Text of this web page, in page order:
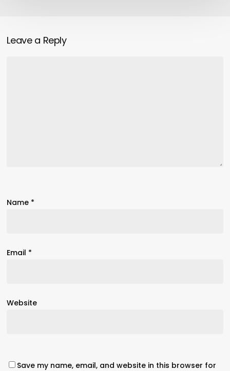
Leave a Reply
Name *
Email *
Website
Save my name, email, and website in this browser for